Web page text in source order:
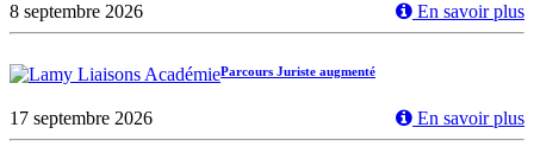
8 septembre 2026 En savoir plus
Parcours Juriste augmenté
17 septembre 2026 En savoir plus